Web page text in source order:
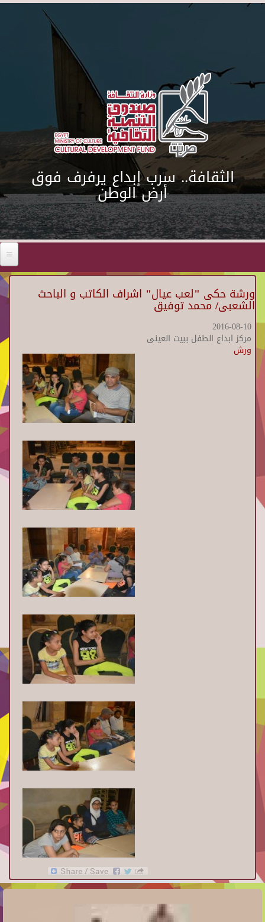
Skip to main content
الثقافة.. سرب إبداع يرفرف فوق
أرض الوطن
ورشة حكى "لعب عيال" اشراف الكاتب و الباحث
الشعبى/ محمد توفيق
2016-08-10
مركز ابداع الطفل ببيت العينى
ورش